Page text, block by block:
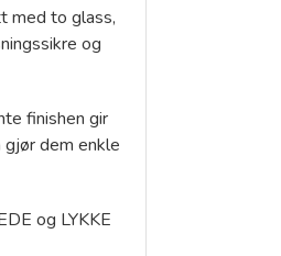
med to glass,
og
finishen gir
dem enkle
og LYKKE